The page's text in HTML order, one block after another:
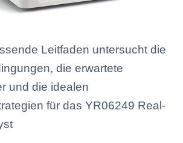
Leitfaden untersucht die
die erwartete
und die idealen
für das YR06249 Real-